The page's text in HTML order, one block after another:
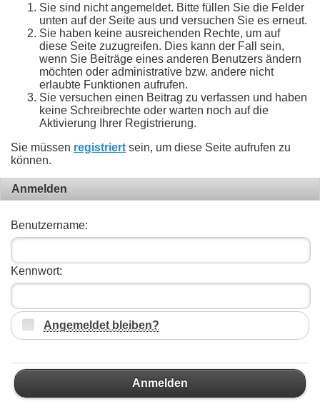
Sie sind nicht angemeldet. Bitte füllen Sie die Felder
unten auf der Seite aus und versuchen Sie es erneut.
Sie haben keine ausreichenden Rechte, um auf
diese Seite zuzugreifen. Dies kann der Fall sein,
wenn Sie Beiträge eines anderen Benutzers ändern
möchten oder administrative bzw. andere nicht
erlaubte Funktionen aufrufen.
Sie versuchen einen Beitrag zu verfassen und haben
keine Schreibrechte oder warten noch auf die
Aktivierung Ihrer Registrierung.
Sie müssen registriert sein, um diese Seite aufrufen zu
können.
Anmelden
Benutzername:
Kennwort:
Angemeldet bleiben?
Anmelden